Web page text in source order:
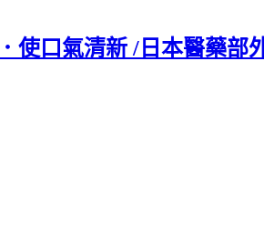
使口氣清新 /日本醫藥部